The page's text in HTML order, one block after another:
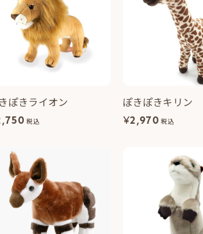
ぽきライオン
税込
ぽきぽきキリン
¥2,970 税込